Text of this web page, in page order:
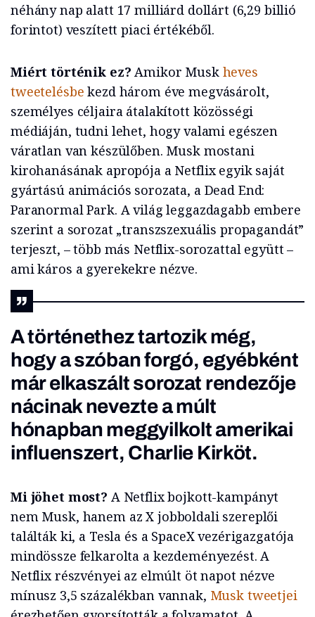
néhány nap alatt 17 milliárd dollárt (6,29 billió
forintot) veszített piaci értékéből.
Miért történik ez? Amikor Musk heves
tweetelésbekezd három éve megvásárolt,
személyes céljaira átalakított közösségi
médiáján, tudni lehet, hogy valami egészen
váratlan van készülőben. Musk mostani
kirohanásának apropója a Netflix egyik saját
gyártású animációs sorozata, a Dead End:
Paranormal Park. A világ leggazdagabb embere
szerint a sorozat „transzszexuális propagandát”
terjeszt, – több más Netflix-sorozattal együtt –
ami káros a gyerekekre nézve.
A történethez tartozik még,
hogy a szóban forgó, egyébként
már elkaszált sorozat rendezője
nácinak nevezte a múlt
hónapban meggyilkolt amerikai
influenszert, Charlie Kirköt.
Mi jöhet most? A Netflix bojkott-kampányt
nem Musk, hanem az X jobboldali szereplői
találták ki, a Tesla és a SpaceX vezérigazgatója
mindössze felkarolta a kezdeményezést. A
Netflix részvényei az elmúlt öt napot nézve
mínusz 3,5 százalékban vannak, Musk tweetjei